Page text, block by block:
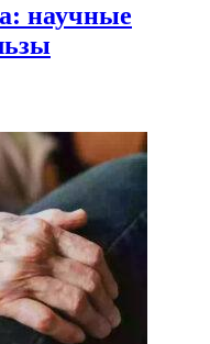
научные